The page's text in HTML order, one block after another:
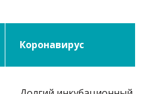
Коронавирус